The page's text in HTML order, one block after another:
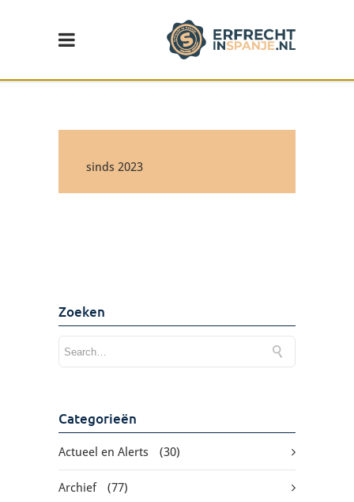
sinds 2023
Wijziging in de erf- en
Zoeken
Categorieën
Actueel en Alerts (30)
Archief (77)